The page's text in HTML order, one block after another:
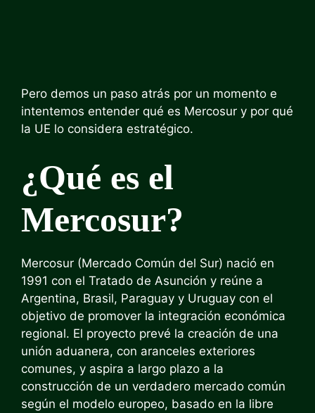
Pero demos un paso atrás por un momento e
intentemos entender qué es Mercosur y por qué
la UE lo considera estratégico.
¿Qué es el
Mercosur?
Mercosur (Mercado Común del Sur) nació en
1991 con el Tratado de Asunción y reúne a
Argentina, Brasil, Paraguay y Uruguay con el
objetivo de promover la integración económica
regional. El proyecto prevé la creación de una
unión aduanera, con aranceles exteriores
comunes, y aspira a largo plazo a la
construcción de un verdadero mercado común
según el modelo europeo, basado en la libre